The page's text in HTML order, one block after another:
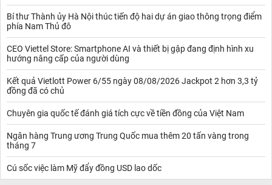
Bí thư Thành ủy Hà Nội thúc tiến độ hai dự án giao thông trọng điểm
phía Nam Thủ đô
CEO Viettel Store: Smartphone AI và thiết bị gập đang định hình xu
hướng nâng cấp của người dùng
Kết quả Vietlott Power 6/55 ngày 08/08/2026 Jackpot 2 hơn 3,3 tỷ
đồng đã có chủ
Chuyên gia quốc tế đánh giá tích cực về tiền đồng của Việt Nam
Ngân hàng Trung ương Trung Quốc mua thêm 20 tấn vàng trong
tháng 7
Cú sốc việc làm Mỹ đẩy đồng USD lao dốc